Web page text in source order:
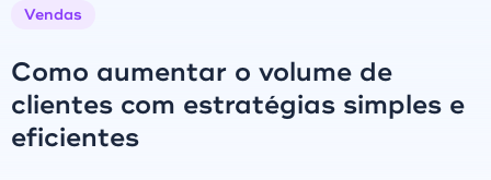
Vendas
Como aumentar o volume de
clientes com estratégias simples e
eficientes